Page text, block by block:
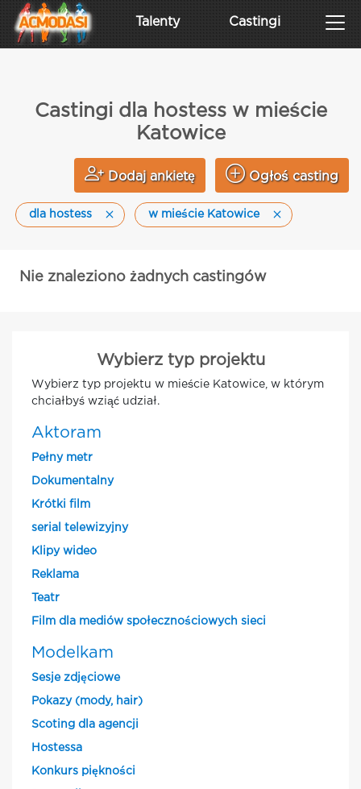
Talenty Castingi
Castingi dla hostess w mieście
Katowice
Dodaj ankietę Ogłoś casting
dla hostess w mieście Katowice
Nie znaleziono żadnych castingów
Wybierz typ projektu
Wybierz typ projektu w mieście Katowice, w którym
chciałbyś wziąć udział.
Aktoram
Pełny metr
Dokumentalny
Krótki film
serial telewizyjny
Klipy wideo
Reklama
Teatr
Film dla mediów społecznościowych sieci
Modelkam
Sesje zdjęciowe
Pokazy (mody, hair)
Scoting dla agencji
Hostessa
Konkurs piękności